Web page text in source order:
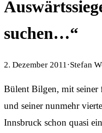
suchen…“
2. Dezember 2011 ·Stefan
Bülent Bilgen, mit
und seiner nunmehr
Innsbruck schon quasi